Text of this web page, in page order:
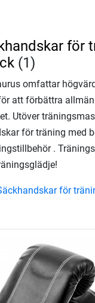
för
(1)
omfattar
att förbättra
Utöver
för träning med
.
för